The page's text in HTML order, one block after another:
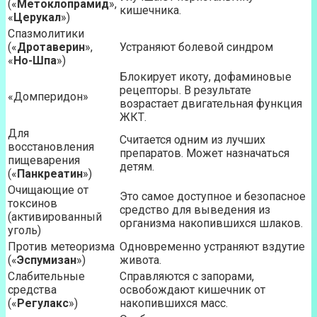
(« Метоклопрамид»,
« Церукал»)
кишечника.
Спазмолитики
(«Дротаверин»,
« Но-Шпа»)
Устраняют болевой синдром
«Домперидон»
Блокирует икоту, дофаминовые
рецепторы. В результате
возрастает двигательная функция
ЖКТ.
Для
восстановления
пищеварения
(« Панкреатин»)
Считается одним из лучших
препаратов. Может назначаться
детям.
Очищающие от
токсинов
(активированный
уголь)
Это самое доступное и безопасное
средство для выведения из
организма накопившихся шлаков.
Против метеоризма
(«Эспумизан»)
Одновременно устраняют вздутие
живота.
Слабительные
средства
(« Регулакс»)
Справляются с запорами,
освобождают кишечник от
накопившихся масс.